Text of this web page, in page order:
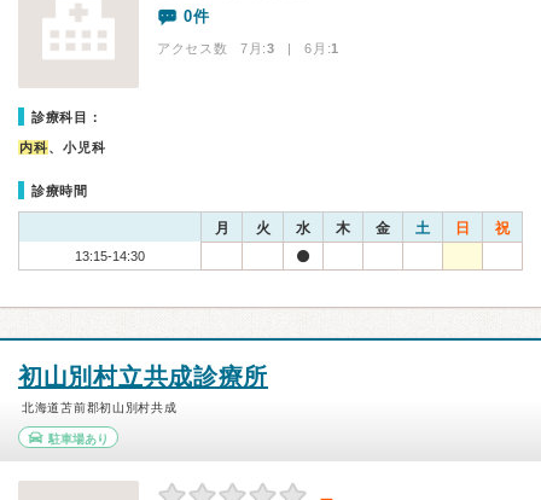
0件
アクセス数 7月:3 | 6月:1
診療科目：
内科、小児科
診療時間
月 火 水 木 金 土 日 祝
13:15-14:30
初山別村立共成診療所
北海道苫前郡初山別村共成
駐車場あり